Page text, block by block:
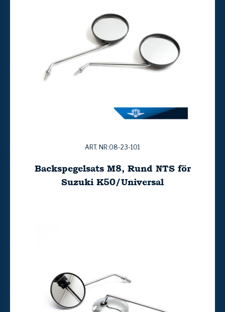
ART. NR:08-23-101
Backspegelsats M8, Rund NTS för
Suzuki K50/Universal